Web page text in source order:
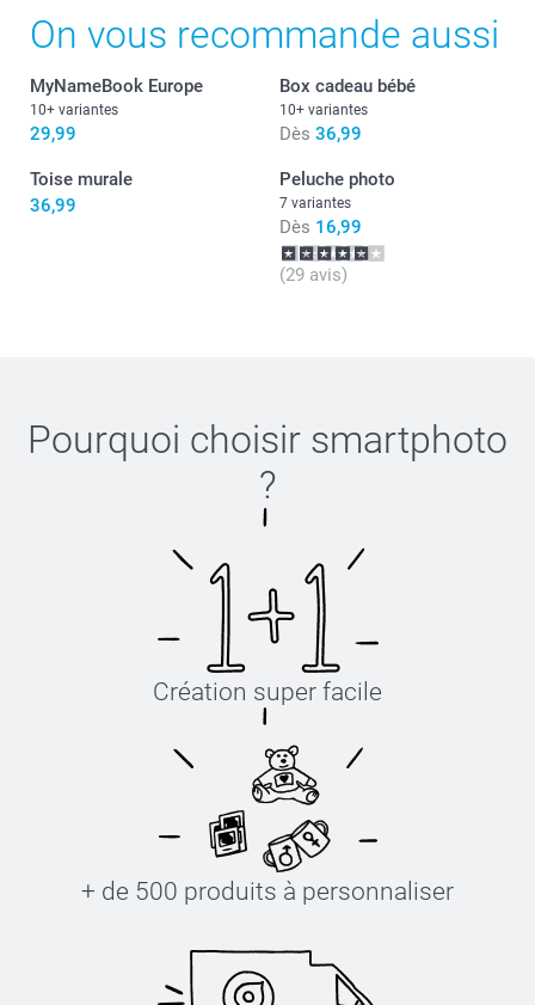
On vous recommande aussi
MyNameBook Europe
10+ variantes
29,99
Box cadeau bébé
10+ variantes
Dès 36,99
Toise murale
36,99
Peluche photo
7 variantes
Dès 16,99
(29 avis)
Pourquoi choisir smartphoto
?
Création super facile
+ de 500 produits à personnaliser